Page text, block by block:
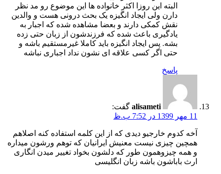
البته این روزا اکثر خانواده ها این موضوع رو مد نظر
دارن ولی ایجاد انگیزه یک بحث درونی هست و والدین
نقش کمکی دارند و بعضا مشاهده شده که اجبار به
یادگیری باعث شده که فرزندشون از زبان حتی زده
بشه. پس ایجاد انگیزه باید کاملا غیرمستقیم باشه و
حتی اگر کسی علاقه ای نشون نداد اجباری نباشه
پاسخ
alisameti گفت:
11 مهر 1399 در 7:52 ب.ظ
آخه کدوم خارجیو دیدی که از این کلمه استفاده کنه اصلاهم
همچین چیزی نیست معنیش ایرانیان که توهم ورشون میداره
و همه چیزوهمون طور که دلشون بخواد تغییر میدن انگاری
ارث باباشون باشه زبان انگلیسی